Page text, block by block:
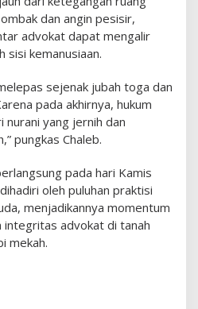
dan angin pesisir,
advokat dapat mengalir
sisi kemanusiaan.
sejenak jubah toga dan
pada akhirnya, hukum
nurani yang jernih dan
pungkas Chaleb.
pada hari Kamis
oleh puluhan praktisi
menjadikannya momentum
advokat di tanah
mekah.